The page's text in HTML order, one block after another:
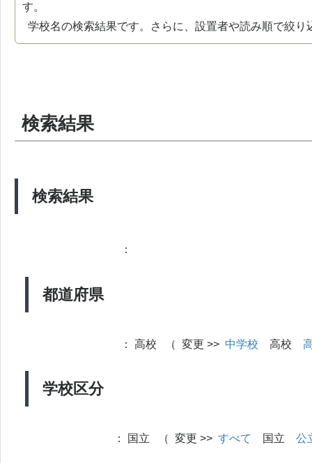
す。
学校名の検索結果です。さらに、設置者や読み順で絞り
検索結果
検索結果
都道府県
：
学校区分
： 高校 （ 変更 >> 中学校 高校
： 国立 （ 変更 >> すべて 国立 公